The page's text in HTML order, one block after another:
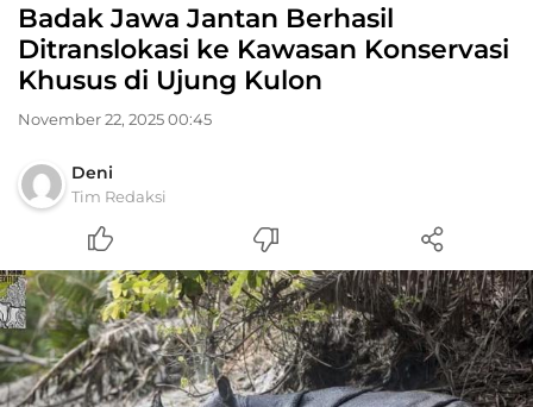
Badak Jawa Jantan Berhasil
Ditranslokasi ke Kawasan Konservasi
Khusus di Ujung Kulon
November 22, 2025 00:45
Deni
Tim Redaksi